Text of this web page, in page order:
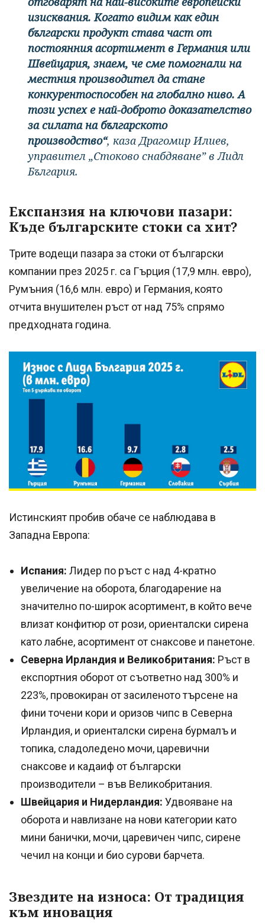
изисквания. Когато видим как един
български продукт става част от
постоянния асортимент в Германия или
Швейцария, знаем, че сме помогнали на
местния производител да стане
конкурентоспособен на глобално ниво. А
този успех е най-доброто доказателство
за силата на българското
производство“, каза Драгомир Илиев,
управител „Стоково снабдяване” в Лидл
България.
Експанзия на ключови пазари:
Къде българските стоки са хит?
Трите водещи пазара за стоки от български
компании през 2025 г. са Гърция (17,9 млн. евро),
Румъния (16,6 млн. евро) и Германия, която
отчита внушителен ръст от над 75% спрямо
предходната година.
Истинският пробив обаче се наблюдава в
Западна Европа:
Испания: Лидер по ръст с над 4-кратно
увеличение на оборота, благодарение на
значително по-широк асортимент, в който вече
влизат конфитюр от рози, ориенталски сирена
като лабне, асортимент от снаксове и панетоне.
Северна Ирландия и Великобритания: Ръст в
експортния оборот от съответно над 300% и
223%, провокиран от засиленото търсене на
фини точени кори и оризов чипс в Северна
Ирландия, и ориенталски сирена бурмалъ и
топика, сладоледено мочи, царевични
снаксове и кадаиф от български
производители – във Великобритания.
Швейцария и Нидерландия: Удвояване на
оборота и навлизане на нови категории като
мини банички, мочи, царевичен чипс, сирене
чечил на конци и био сурови барчета.
Звездите на износа: От традиция
към иновация